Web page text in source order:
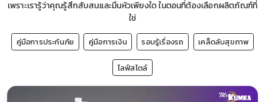
เพราะเรารู้ว่าคุณรู้สึกสับสนและมึนหัวเพียงใด ในตอนที่ต้องเลือกผลิตภัณฑ์ที่
ใช่
คู่มือการประกันภัย คู่มือการเงิน รอบรู้เรื่องรถ เคล็ดลับสุขภาพ
ไลฟ์สไตล์